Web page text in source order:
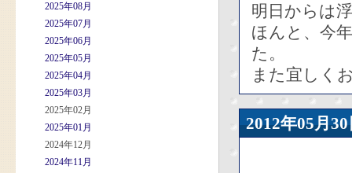
2025年08月
2025年07月
2025年06月
2025年05月
2025年04月
2025年03月
2025年02月
2025年01月
2024年12月
2024年11月
明日からは
ほんと、今
た。
また宜しく
2012年05